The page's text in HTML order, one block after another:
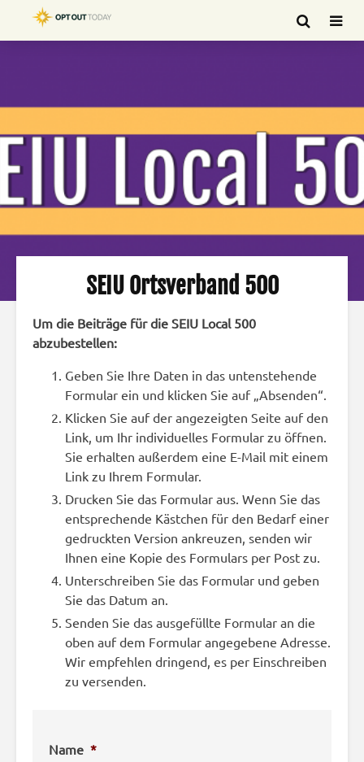
SEIU Ortsverband 500
Um die Beiträge für die SEIU Local 500
abzubestellen:
Geben Sie Ihre Daten in das untenstehende
Formular ein und klicken Sie auf „Absenden“.
Klicken Sie auf der angezeigten Seite auf den
Link, um Ihr individuelles Formular zu öffnen.
Sie erhalten außerdem eine E-Mail mit einem
Link zu Ihrem Formular.
Drucken Sie das Formular aus. Wenn Sie das
entsprechende Kästchen für den Bedarf einer
gedruckten Version ankreuzen, senden wir
Ihnen eine Kopie des Formulars per Post zu.
Unterschreiben Sie das Formular und geben
Sie das Datum an.
Senden Sie das ausgefüllte Formular an die
oben auf dem Formular angegebene Adresse.
Wir empfehlen dringend, es per Einschreiben
zu versenden.
Name *